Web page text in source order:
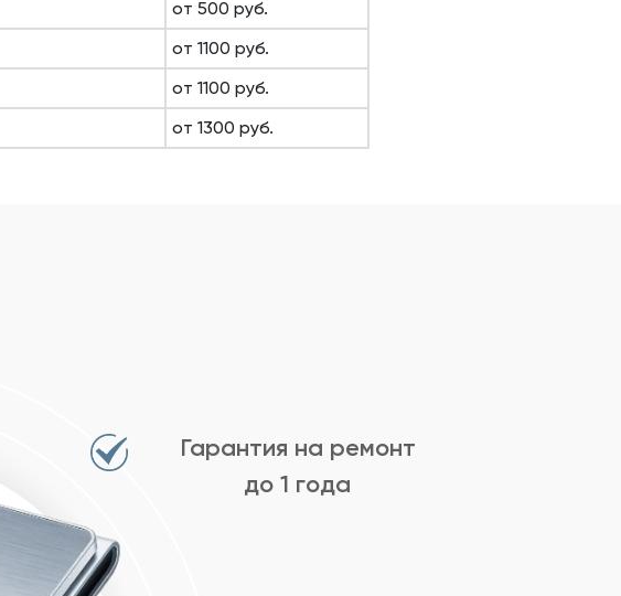
от 500 руб.
от 1100 руб.
от 1100 руб.
от 1300 руб.
Гарантия на ремонт
до 1 года